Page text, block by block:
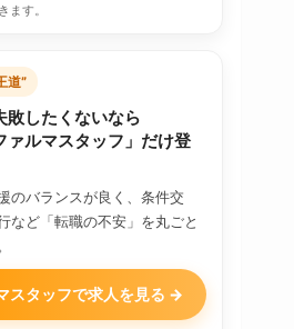
ます。
道”
敗したくないなら
ァルマスタッフ」だけ登
のバランスが良く、条件交
など「転職の不安」を丸ごと
スタッフで求人を見る →